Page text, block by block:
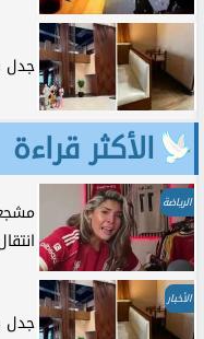
جدل
الأكثر قراءة
الرياضة
الأخبار
جدل